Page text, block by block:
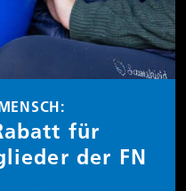
für
der FN